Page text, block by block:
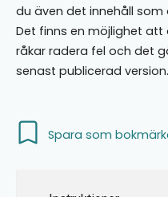
du även det innehåll som
Det finns en möjlighet
råkar radera fel och det
senast publicerad version.
Spara som